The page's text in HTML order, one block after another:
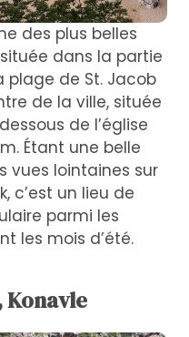
des plus belles
dans la partie
plage de St. Jacob
de la ville, située
de l’église
Étant une belle
vues lointaines sur
c’est un lieu de
parmi les
les mois d’été.
Konavle